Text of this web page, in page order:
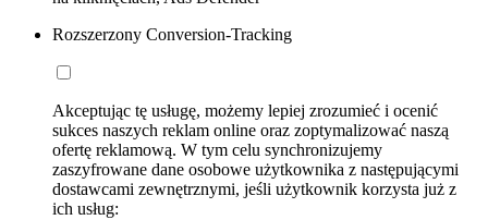
Rozszerzony Conversion-Tracking
Akceptując tę usługę, możemy lepiej zrozumieć i ocenić
sukces naszych reklam online oraz zoptymalizować naszą
ofertę reklamową. W tym celu synchronizujemy
zaszyfrowane dane osobowe użytkownika z następującymi
dostawcami zewnętrznymi, jeśli użytkownik korzysta już z
ich usług: